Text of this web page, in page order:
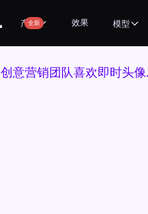
产品
全新 效果 模型
创意营销团队喜欢即时头